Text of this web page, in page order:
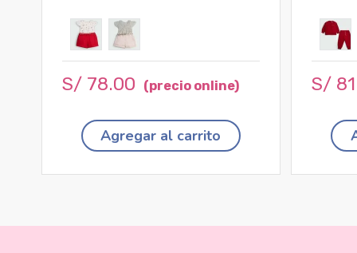
S/ 78.00
Agregar al carrito
S/ 81